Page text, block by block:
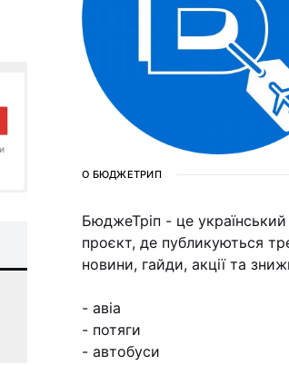
О БЮДЖЕТРИП
БюджеТріп - це
проєкт, де публикуються
новини, гайди, акції та
- авіа
- потяги
- автобуси